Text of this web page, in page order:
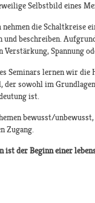
Selbstbild eines
nehmen die Schaltkreise
und beschreiben.
Verstärkung, Spannung
Seminars lernen wir die
sowohl im
ist.
bewusst/
Zugang.
ist der Beginn einer